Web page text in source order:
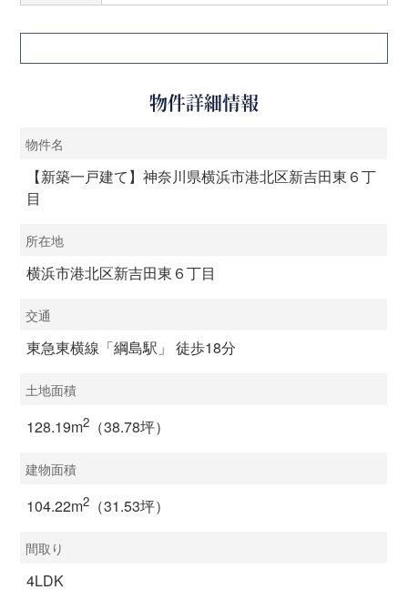
物件詳細情報
物件名
【新築一戸建て】神奈川県横浜市港北区新吉田東６丁
目
所在地
横浜市港北区新吉田東６丁目
交通
東急東横線「綱島駅」 徒歩18分
土地面積
128.19m2（38.78坪）
建物面積
104.22m2（31.53坪）
間取り
4LDK